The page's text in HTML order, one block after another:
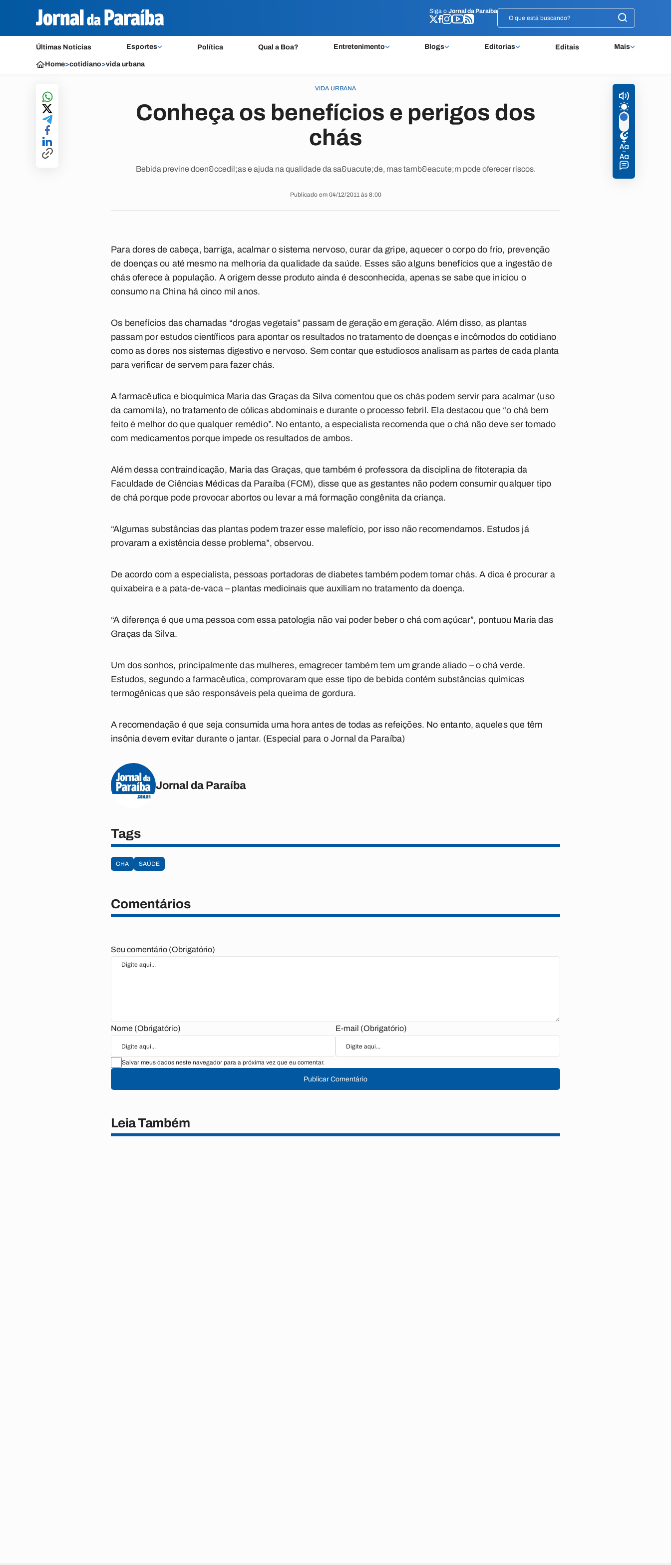
Siga o Jornal da Paraíba
Últimas Notícias Esportes Política Qual a Boa? Entretenimento Blogs Editorias Editais Mais
Siga o Jornal da Paraíba
Home>cotidiano>vida urbana
VIDA URBANA
Conheça os benefícios e perigos dos
chás
Bebida previne doen&ccedil;as e ajuda na qualidade da sa&uacute;de, mas tamb&eacute;m pode oferecer riscos.
Publicado em 04/12/2011 às 8:00
Para dores de cabeça, barriga, acalmar o sistema nervoso, curar da gripe, aquecer o corpo do frio, prevenção
de doenças ou até mesmo na melhoria da qualidade da saúde. Esses são alguns benefícios que a ingestão de
chás oferece à população. A origem desse produto ainda é desconhecida, apenas se sabe que iniciou o
consumo na China há cinco mil anos.
Os benefícios das chamadas “drogas vegetais” passam de geração em geração. Além disso, as plantas
passam por estudos científicos para apontar os resultados no tratamento de doenças e incômodos do cotidiano
como as dores nos sistemas digestivo e nervoso. Sem contar que estudiosos analisam as partes de cada planta
para verificar de servem para fazer chás.
A farmacêutica e bioquímica Maria das Graças da Silva comentou que os chás podem servir para acalmar (uso
da camomila), no tratamento de cólicas abdominais e durante o processo febril. Ela destacou que “o chá bem
feito é melhor do que qualquer remédio”. No entanto, a especialista recomenda que o chá não deve ser tomado
com medicamentos porque impede os resultados de ambos.
Além dessa contraindicação, Maria das Graças, que também é professora da disciplina de fitoterapia da
Faculdade de Ciências Médicas da Paraíba (FCM), disse que as gestantes não podem consumir qualquer tipo
de chá porque pode provocar abortos ou levar a má formação congênita da criança.
“Algumas substâncias das plantas podem trazer esse malefício, por isso não recomendamos. Estudos já
provaram a existência desse problema”, observou.
De acordo com a especialista, pessoas portadoras de diabetes também podem tomar chás. A dica é procurar a
quixabeira e a pata-de-vaca – plantas medicinais que auxiliam no tratamento da doença.
“A diferença é que uma pessoa com essa patologia não vai poder beber o chá com açúcar”, pontuou Maria das
Graças da Silva.
Um dos sonhos, principalmente das mulheres, emagrecer também tem um grande aliado – o chá verde.
Estudos, segundo a farmacêutica, comprovaram que esse tipo de bebida contém substâncias químicas
termogênicas que são responsáveis pela queima de gordura.
A recomendação é que seja consumida uma hora antes de todas as refeições. No entanto, aqueles que têm
insônia devem evitar durante o jantar. (Especial para o Jornal da Paraíba)
Jornal da Paraíba
Tags
CHA SAÚDE
Comentários
Seu comentário (Obrigatório)
Nome (Obrigatório) E-mail (Obrigatório)
Salvar meus dados neste navegador para a próxima vez que eu comentar.
Publicar Comentário
Leia Também